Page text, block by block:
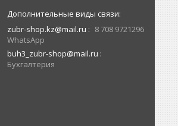
zubr-shop.kz@mail.ru
8 708 9721296
WhatsApp
buh3_zubr-shop@mail.ru
Бухгалтерия